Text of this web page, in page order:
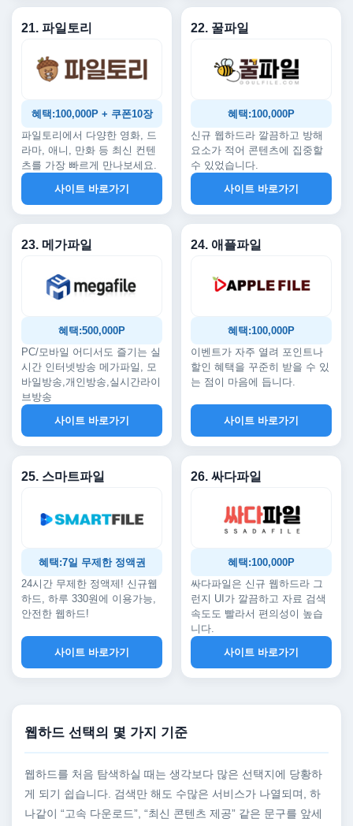
21. 파일토리
혜택:100,000P + 쿠폰10장
파일토리에서 다양한 영화, 드
라마, 애니, 만화 등 최신 컨텐
츠를 가장 빠르게 만나보세요.
사이트 바로가기
22. 꿀파일
혜택:100,000P
신규 웹하드라 깔끔하고 방해
요소가 적어 콘텐츠에 집중할
수 있었습니다.
사이트 바로가기
23. 메가파일
혜택:500,000P
PC/모바일 어디서도 즐기는 실
시간 인터넷방송 메가파일, 모
바일방송,개인방송,실시간라이
브방송
사이트 바로가기
24. 애플파일
혜택:100,000P
이벤트가 자주 열려 포인트나
할인 혜택을 꾸준히 받을 수 있
는 점이 마음에 듭니다.
사이트 바로가기
25. 스마트파일
혜택:7일 무제한 정액권
24시간 무제한 정액제! 신규웹
하드, 하루 330원에 이용가능,
안전한 웹하드!
사이트 바로가기
26. 싸다파일
혜택:100,000P
싸다파일은 신규 웹하드라 그
런지 UI가 깔끔하고 자료 검색
속도도 빨라서 편의성이 높습
니다.
사이트 바로가기
웹하드 선택의 몇 가지 기준
웹하드를 처음 탐색하실 때는 생각보다 많은 선택지에 당황하
게 되기 쉽습니다. 검색만 해도 수많은 서비스가 나열되며, 하
나같이 “고속 다운로드”, “최신 콘텐츠 제공” 같은 문구를 앞세